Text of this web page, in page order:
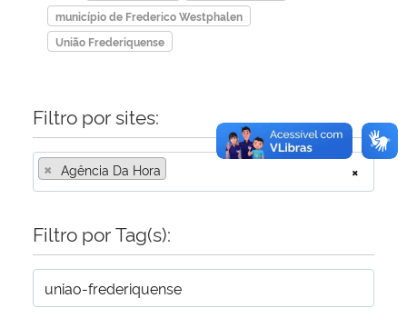
município de Frederico Westphalen
União Frederiquense
Filtro por sites:
×
× Agência Da Hora
Filtro por Tag(s):